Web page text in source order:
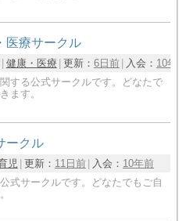
医療サークル
健康・医療 更新： 6日前 入会： 10
する公式サークルです。どなたで
ます。
ークル
児 更新： 11日前 入会： 10年前
式サークルです。どなたでもご自